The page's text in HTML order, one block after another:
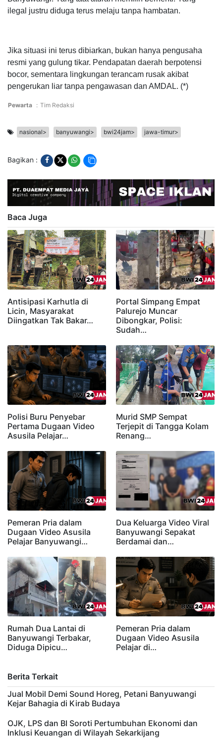
ilegal justru diduga terus melaju tanpa hambatan.
Jika situasi ini terus dibiarkan, bukan hanya pengusaha
resmi yang gulung tikar. Pendapatan daerah berpotensi
bocor, sementara lingkungan terancam rusak akibat
pengerukan liar tanpa pengawasan dan AMDAL. (*)
Pewarta : Tim Redaksi
nasional> banyuwangi> bwi24jam> jawa-timur>
Bagikan :
Baca Juga
Antisipasi Karhutla di
Licin, Masyarakat
Diingatkan Tak Bakar…
Portal Simpang Empat
Palurejo Muncar
Dibongkar, Polisi:
Sudah…
Polisi Buru Penyebar
Pertama Dugaan Video
Asusila Pelajar…
Murid SMP Sempat
Terjepit di Tangga Kolam
Renang…
Pemeran Pria dalam
Dugaan Video Asusila
Pelajar Banyuwangi…
Dua Keluarga Video Viral
Banyuwangi Sepakat
Berdamai dan…
Rumah Dua Lantai di
Banyuwangi Terbakar,
Diduga Dipicu…
Pemeran Pria dalam
Dugaan Video Asusila
Pelajar di…
Berita Terkait
Jual Mobil Demi Sound Horeg, Petani Banyuwangi
Kejar Bahagia di Kirab Budaya
OJK, LPS dan BI Soroti Pertumbuhan Ekonomi dan
Inklusi Keuangan di Wilayah Sekarkijang